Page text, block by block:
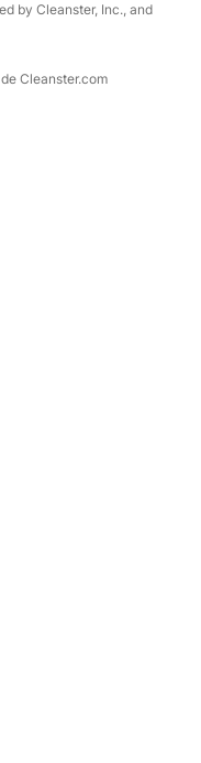
by Cleanster, Inc., and
Cleanster.com